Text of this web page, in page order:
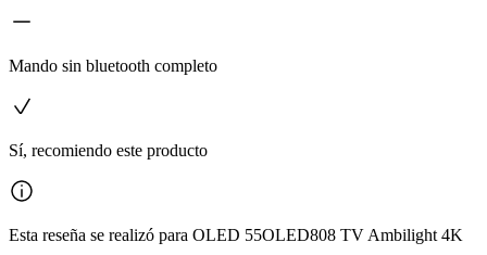
Mando sin bluetooth completo
Sí, recomiendo este producto
Esta reseña se realizó para OLED 55OLED808 TV Ambilight 4K